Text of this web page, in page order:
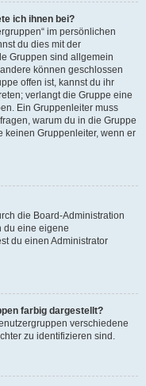
ich ihnen bei?
im persönlichen
du dies mit der
Gruppen sind allgemein
können geschlossen
offen ist, kannst du ihr
verlangt die Gruppe eine
Ein Gruppenleiter muss
warum du in die Gruppe
keinen Gruppenleiter, wenn er
die Board-Administration
du eine eigene
du einen Administrator
farbig dargestellt?
verschiedene
zu identifizieren sind.